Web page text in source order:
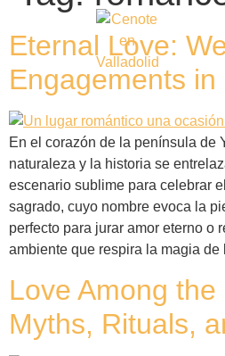
Eternal Love:
Engagements in
En el corazón de la península de
naturaleza y la historia se
escenario sublime para celebrar
sagrado, cuyo nombre evoca la
perfecto para jurar amor eterno o
ambiente que respira la magia de
Love Among the
Myths, Rituals,